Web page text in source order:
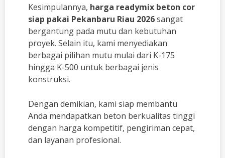
Kesimpulannya, harga readymix beton cor
siap pakai Pekanbaru Riau 2026sangat
bergantung pada mutu dan kebutuhan
proyek. Selain itu, kami menyediakan
berbagai pilihan mutu mulai dari K-175
hingga K-500 untuk berbagai jenis
konstruksi.
Dengan demikian, kami siap membantu
Anda mendapatkan beton berkualitas tinggi
dengan harga kompetitif, pengiriman cepat,
dan layanan profesional.